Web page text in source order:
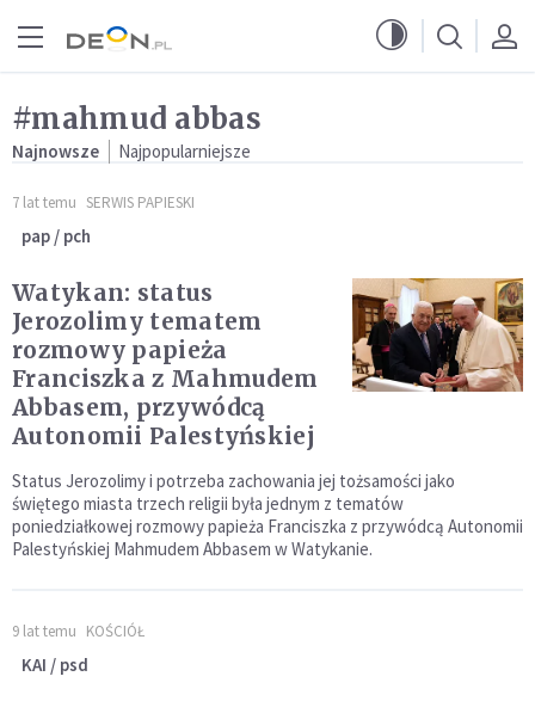
#mahmud abbas
Najnowsze Najpopularniejsze
7 lat temu SERWIS PAPIESKI
pap / pch
Watykan: status
Jerozolimy tematem
rozmowy papieża
Franciszka z Mahmudem
Abbasem, przywódcą
Autonomii Palestyńskiej
Status Jerozolimy i potrzeba zachowania jej tożsamości jako
świętego miasta trzech religii była jednym z tematów
poniedziałkowej rozmowy papieża Franciszka z przywódcą Autonomii
Palestyńskiej Mahmudem Abbasem w Watykanie.
9 lat temu KOŚCIÓŁ
KAI / psd